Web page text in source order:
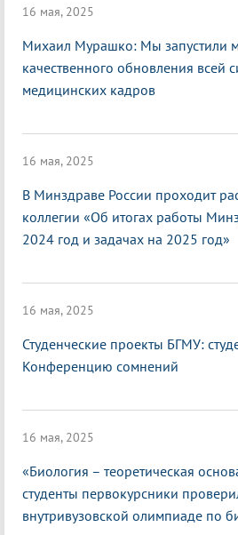
16 мая, 2025
Михаил Мурашко: Мы запустили
качественного обновления всей
медицинских кадров
16 мая, 2025
В Минздраве России проходит
коллегии «Об итогах работы
2024 год и задачах на 2025 год»
16 мая, 2025
Студенческие проекты БГМУ:
Конференцию сомнений
16 мая, 2025
«Биология – теоретическая
студенты первокурсники
внутривузовской олимпиаде по